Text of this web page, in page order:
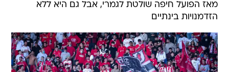
מאז הפועל חיפה שולטת לגמרי, אבל גם היא ללא
הזדמנויות בינתיים